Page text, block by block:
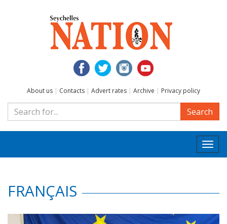
About us | Contacts | Advert rates | Archive | Privacy policy
Search
FRANÇAIS